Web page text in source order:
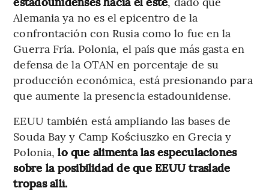
Alemania ya no es el epicentro de la
confrontación con Rusia como lo fue en la
Guerra Fría. Polonia, el país que más gasta en
defensa de la OTAN en porcentaje de su
producción económica, está presionando para
que aumente la presencia estadounidense.
EEUU también está ampliando las bases de
Souda Bay y Camp Kościuszko en Grecia y
Polonia,lo que alimenta las especulaciones
sobre la posibilidad de que EEUU traslade
tropas allí.